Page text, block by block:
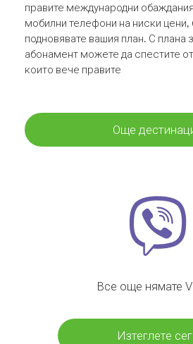
правите международни
мобилни телефони на ниски цени,
подновявате вашия план. С плана
абонамент можете да спестите
които вече правите
Още
Все още нямате
Изтеглете